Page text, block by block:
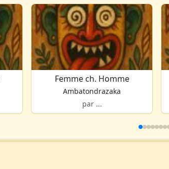
Femme ch. Homme
Ambatondrazaka
par ...